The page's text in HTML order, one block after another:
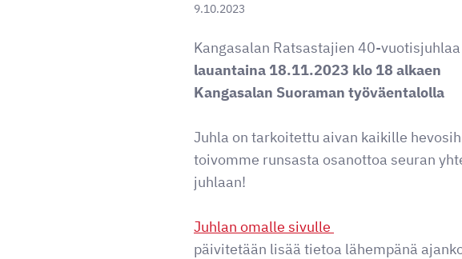
9.10.2023
Kangasalan Ratsastajien 40-
lauantaina 18.11.2023 klo 18 alkaen
Kangasalan Suoraman työväentalolla
Juhla on tarkoitettu aivan kaikille
toivomme runsasta osanottoa seuran
juhlaan!
Juhlan omalle sivulle
päivitetään lisää tietoa lähempänä